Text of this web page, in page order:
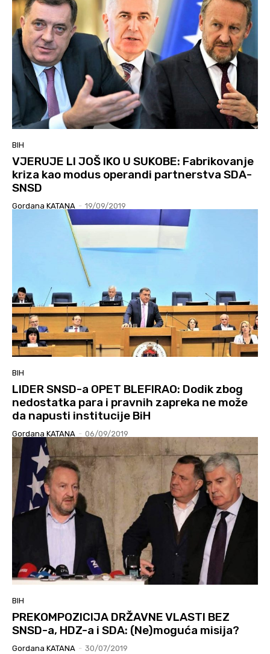
BIH
VJERUJE LI JOŠ IKO U SUKOBE: Fabrikovanje
kriza kao modus operandi partnerstva SDA-
SNSD
Gordana KATANA - 19/09/2019
BIH
LIDER SNSD-a OPET BLEFIRAO: Dodik zbog
nedostatka para i pravnih zapreka ne može
da napusti institucije BiH
Gordana KATANA - 06/09/2019
BIH
PREKOMPOZICIJA DRŽAVNE VLASTI BEZ
SNSD-a, HDZ-a i SDA: (Ne)moguća misija?
Gordana KATANA - 30/07/2019